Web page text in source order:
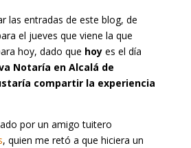
las entradas de este blog, de
el jueves que viene la que
hoy, dado que hoyes el día
Notaría en Alcalá de
compartir la experiencia
por un amigo tuitero
, quien me retó a que hiciera un